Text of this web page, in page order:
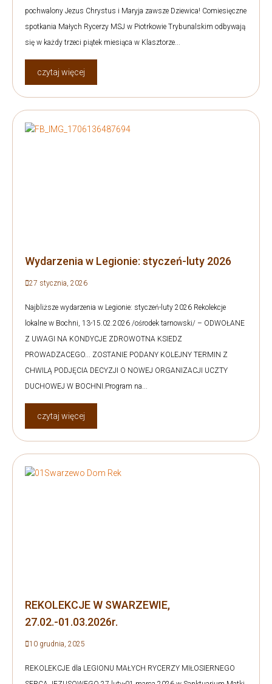
pochwalony Jezus Chrystus i Maryja zawsze Dziewica! Comiesięczne
spotkania Małych Rycerzy MSJ w Piotrkowie Trybunalskim odbywają
się w każdy trzeci piątek miesiąca w Klasztorze...
czytaj więcej
Wydarzenia w Legionie: styczeń-luty 2026
27 stycznia, 2026
Najbliższe wydarzenia w Legionie: styczeń-luty 2026 Rekolekcje
lokalne w Bochni, 13-15.02.2026 /ośrodek tarnowski/ – ODWOŁANE
Z UWAGI NA KONDYCJE ZDROWOTNA KSIEDZ
PROWADZACEGO... ZOSTANIE PODANY KOLEJNY TERMIN Z
CHWILĄ PODJĘCIA DECYZJI O NOWEJ ORGANIZACJI UCZTY
DUCHOWEJ W BOCHNI.Program na...
czytaj więcej
REKOLEKCJE W SWARZEWIE,
27.02.-01.03.2026r.
10 grudnia, 2025
REKOLEKCJE dla LEGIONU MAŁYCH RYCERZY MIŁOSIERNEGO